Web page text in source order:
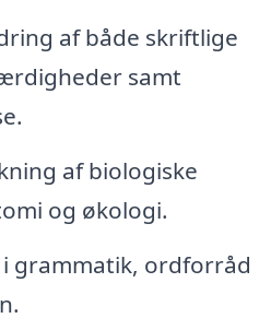
af både skriftlige
samt
af biologiske
og økologi.
grammatik, ordforråd